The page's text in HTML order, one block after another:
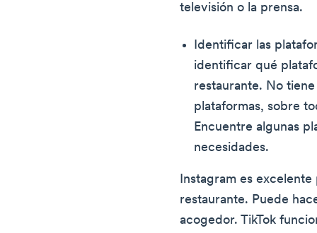
televisión o la prensa.
Identificar las
identificar qué
restaurante. No
plataformas, sobre
Encuentre algunas
necesidades.
Instagram es
restaurante. Puede
acogedor. TikTok